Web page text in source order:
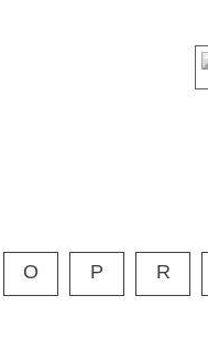
O P R